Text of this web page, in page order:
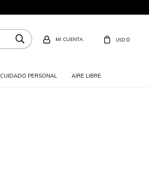
CUIDADO PERSONAL AIRE LIBRE
USD 0